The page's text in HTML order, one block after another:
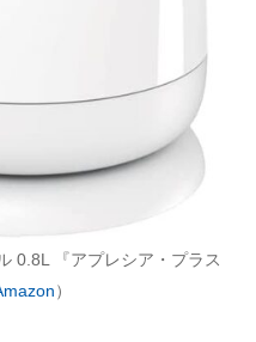
0.8L 『アプレシア・プラス
）